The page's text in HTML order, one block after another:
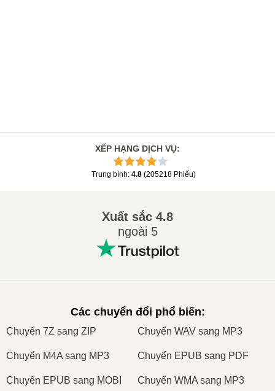
XẾP HẠNG DỊCH VỤ:
Trung bình: 4.8 (205218 Phiếu)
Xuất sắc 4.8
ngoài 5
Các chuyển đổi phổ biến:
Сhuyển 7Z sang ZIP Сhuyển WAV sang MP3
Сhuyển M4A sang MP3 Сhuyển EPUB sang PDF
Сhuyển EPUB sang MOBI Сhuyển WMA sang MP3